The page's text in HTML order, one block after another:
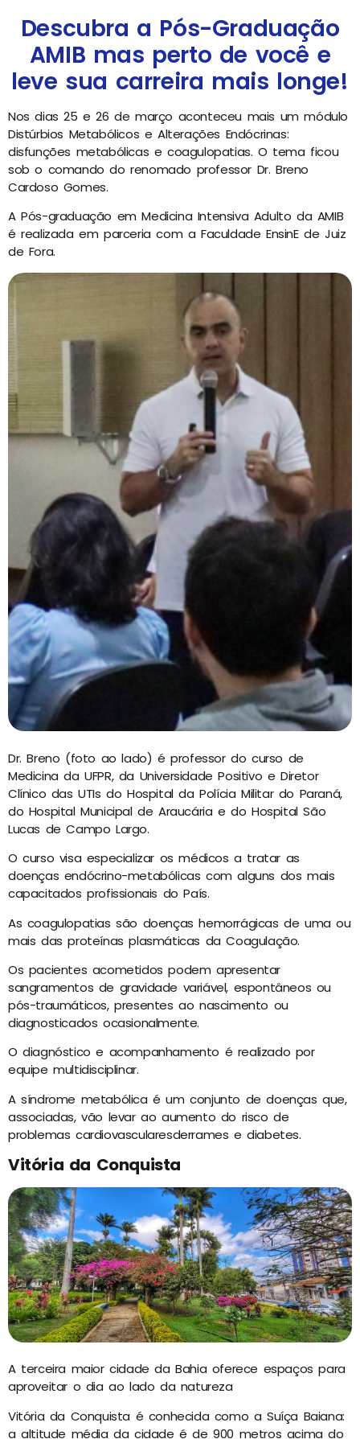
Descubra a Pós-Graduação
AMIB mas perto de você e
leve sua carreira mais longe!
Nos dias 25 e 26 de março aconteceu mais um módulo
Distúrbios Metabólicos e Alterações Endócrinas:
disfunções metabólicas e coagulopatias. O tema ficou
sob o comando do renomado professor Dr. Breno
Cardoso Gomes.
A Pós-graduação em Medicina Intensiva Adulto da AMIB
é realizada em parceria com a Faculdade EnsinE de Juiz
de Fora.
Dr. Breno (foto ao lado) é professor do curso de
Medicina da UFPR, da Universidade Positivo e Diretor
Clínico das UTIs do Hospital da Polícia Militar do Paraná,
do Hospital Municipal de Araucária e do Hospital São
Lucas de Campo Largo.
O curso visa especializar os médicos a tratar as
doenças endócrino-metabólicas com alguns dos mais
capacitados profissionais do País.
As coagulopatias são doenças hemorrágicas de uma ou
mais das proteínas plasmáticas da Coagulação.
Os pacientes acometidos podem apresentar
sangramentos de gravidade variável, espontâneos ou
pós-traumáticos, presentes ao nascimento ou
diagnosticados ocasionalmente.
O diagnóstico e acompanhamento é realizado por
equipe multidisciplinar.
A síndrome metabólica é um conjunto de doenças que,
associadas, vão levar ao aumento do risco de
problemas cardiovascularesderrames e diabetes.
Vitória da Conquista
A terceira maior cidade da Bahia oferece espaços para
aproveitar o dia ao lado da natureza
Vitória da Conquista é conhecida como a Suíça Baiana:
a altitude média da cidade é de 900 metros acima do